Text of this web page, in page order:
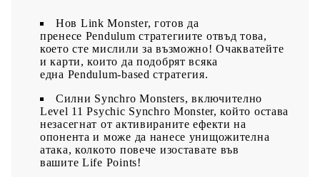
Нов Link Monster, готов да
пренесе Pendulum стратегиите отвъд това,
което сте мислили за възможно! Очакватейте
и карти, които да подобрят всяка
една Pendulum-based стратегия.
Силни Synchro Monsters, включително
Level 11 Psychic Synchro Monster, който остава
незасегнат от активираните ефекти на
опонента и може да нанесе унищожителна
атака, колкото повече изоставате във
вашите Life Points!